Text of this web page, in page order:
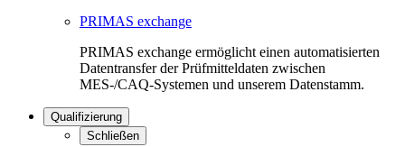
PRIMAS exchange
PRIMAS exchange ermöglicht einen automatisierten
Datentransfer der Prüfmitteldaten zwischen
MES-/CAQ-Systemen und unserem Datenstamm.
Qualifizierung
Schließen